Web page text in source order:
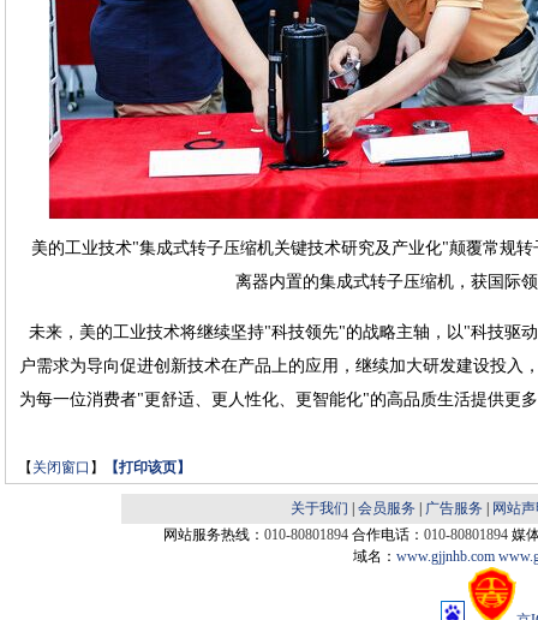
美的工业技术"集成式转子压缩机关键技术研究及产业化"颠覆常规
离器内置的集成式转子压缩机，获国际
未来，美的工业技术将继续坚持"科技领先"的战略主轴，以"科技驱
户需求为导向促进创新技术在产品上的应用，继续加大研发建设投入
为每一位消费者"更舒适、更人性化、更智能化"的高品质生活提供更
【 关闭窗口 】 【打印该页】
关于我们 会员服务 广告服务
网站
网站服务热线： 010-80801894 合作电话： 010-80801894 媒
域名： www.gjjnhb.com